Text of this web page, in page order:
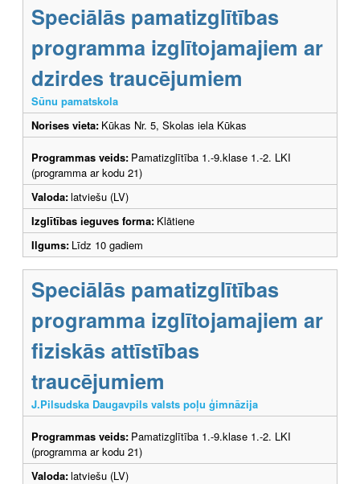
Speciālās pamatizglītības
programma izglītojamajiem ar
dzirdes traucējumiem
Sūnu pamatskola
Norises vieta: Kūkas Nr. 5, Skolas iela Kūkas
Programmas veids: Pamatizglītība 1.-9.klase 1.-2. LKI
(programma ar kodu 21)
Valoda:latviešu (LV)
Izglītības ieguves forma: Klātiene
Ilgums: Līdz 10 gadiem
Speciālās pamatizglītības
programma izglītojamajiem ar
fiziskās attīstības
traucējumiem
J.Pilsudska Daugavpils valsts poļu ģimnāzija
Programmas veids: Pamatizglītība 1.-9.klase 1.-2. LKI
(programma ar kodu 21)
Valoda:latviešu (LV)